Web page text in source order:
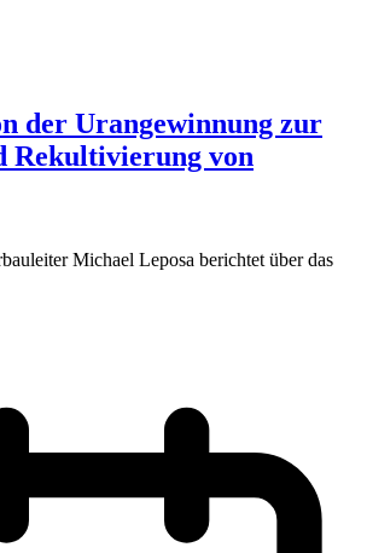
der Urangewinnung zur
Rekultivierung von
Michael Leposa berichtet über das